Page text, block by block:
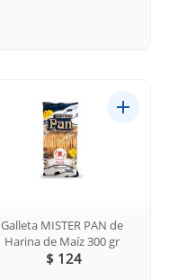
Galleta MISTER PAN de
Harina de Maíz 300 gr
$ 124